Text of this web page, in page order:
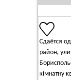
Сдаётся
район,
кімнатну